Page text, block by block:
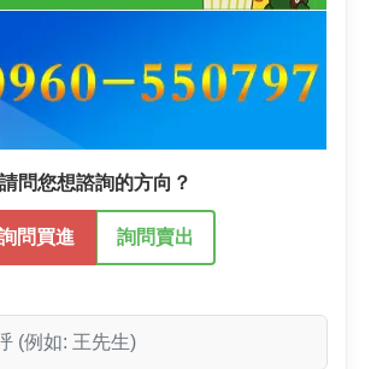
請問您想諮詢的方向？
問買進 詢問賣出